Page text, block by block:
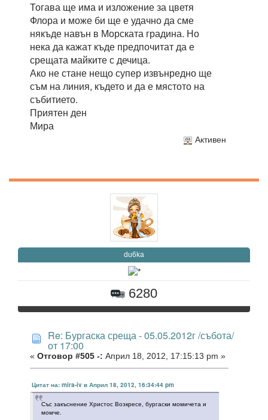
Тогава ще има и изложение за цветя
Флора и може би ще е удачно да сме
някъде навън в Морската градина. Но
нека да кажат къде предпочитат да е
срещата майките с дечица.
Ако не стане нещо супер извънредно ще
съм на линия, където и да е мястото на
събитието.
Приятен ден
Мира
Активен
du6ka
6280
Re: Бургаска среща - 05.05.2012г /събота/
от 17:00
« Отговор #505 -: Април 18, 2012, 17:15:13 pm »
Цитат на: mira-iv в Април 18, 2012, 16:34:44 pm
Със закъснение Христос Возкресе, бургаски момичета и
момче.